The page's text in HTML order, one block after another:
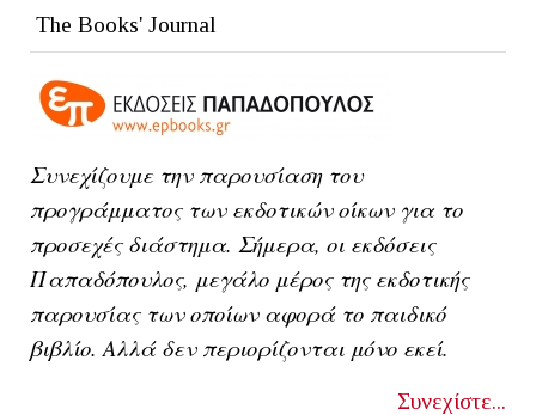
The Books' Journal
Συνεχίζουμε την παρουσίαση του
προγράμματος των εκδοτικών οίκων για το
προσεχές διάστημα. Σήμερα, οι εκδόσεις
Παπαδόπουλος, μεγάλο μέρος της εκδοτικής
παρουσίας των οποίων αφορά το παιδικό
βιβλίο. Αλλά δεν περιορίζονται μόνο εκεί.
Συνεχίστε...